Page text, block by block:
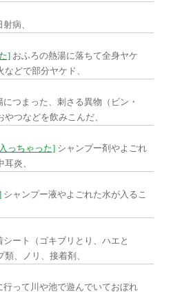
病、
] おふろの熱湯に落ちて全身ヤケ
どで部分ヤケド、
につまった、刺さる異物（ビン・
つなどを飲みこんだ、
っちゃった] シャンプー剤やよごれ
炎、
シャンプー液やよごれた水が入るこ
シート（ゴキブリとり、ハエと
、ノリ、接着剤、
行って川や池で遊んでいておぼれ